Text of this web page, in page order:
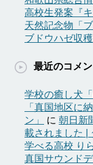
高校生発案『
天然記念物「
ブドウハゼ収
最近のコメン
学校の癒し犬
「真国地区に
ン」
に 朝日新
載されました |
学べる高校 り
真国サウンド